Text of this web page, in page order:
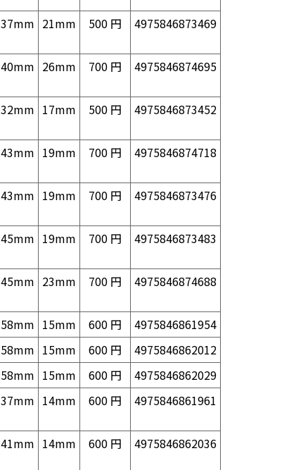
37mm 21mm 500 円 4975846873469
40mm 26mm 700 円 4975846874695
32mm 17mm 500 円 4975846873452
43mm 19mm 700 円 4975846874718
43mm 19mm 700 円 4975846873476
45mm 19mm 700 円 4975846873483
45mm 23mm 700 円 4975846874688
58mm 15mm 600 円
4975846861954
58mm 15mm 600 円
4975846862012
58mm 15mm 600 円
4975846862029
37mm 14mm 600 円 4975846861961
41mm 14mm 600 円 4975846862036